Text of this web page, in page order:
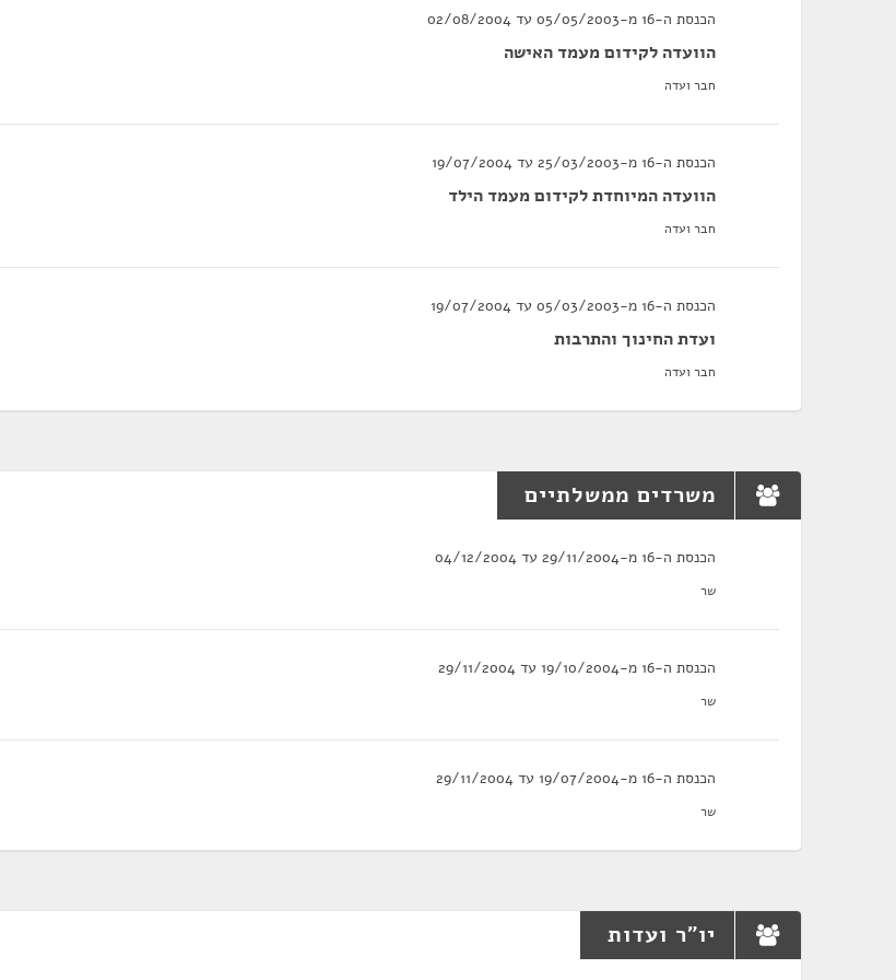
הכנסת ה-16 מ-05/05/2003 עד 02/08/2004
הוועדה לקידום מעמד האישה
חבר ועדה
הכנסת ה-16 מ-25/03/2003 עד 19/07/2004
הוועדה המיוחדת לקידום מעמד הילד
חבר ועדה
הכנסת ה-16 מ-05/03/2003 עד 19/07/2004
ועדת החינוך והתרבות
חבר ועדה
משרדים ממשלתיים
הכנסת ה-16 מ-29/11/2004 עד 04/12/2004
שר
הכנסת ה-16 מ-19/10/2004 עד 29/11/2004
שר
הכנסת ה-16 מ-19/07/2004 עד 29/11/2004
שר
יו"ר ועדות